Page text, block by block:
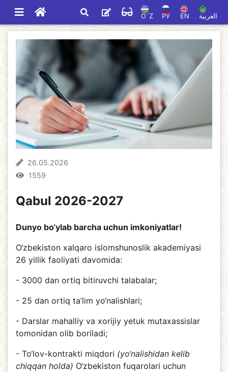
O`Z РУ EN العربية
26.05.2026
1559
Qabul 2026-2027
Dunyo bo‘ylab barcha uchun imkoniyatlar!
O‘zbekiston xalqaro islomshunoslik akademiyasi
26 yillik faoliyati davomida:
- 3000 dan ortiq bitiruvchi talabalar;
- 25 dan ortiq ta’lim yo‘nalishlari;
- Darslar mahalliy va xorijiy yetuk mutaxassislar
tomonidan olib boriladi;
- To‘lov-kontrakti miqdori (yo‘nalishidan kelib
chiqqan holda) O‘zbekiston fuqarolari uchun